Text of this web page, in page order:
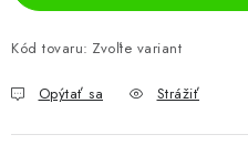
Kód tovaru: Zvoľte variant
Opýtať sa Strážiť